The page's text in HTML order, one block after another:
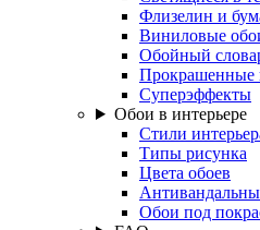
Флизелин и
Виниловые
Обойный
Прокрашенные
Суперэффекты
Обои в интерьере
Стили
Типы рисунка
Цвета обоев
Обои под